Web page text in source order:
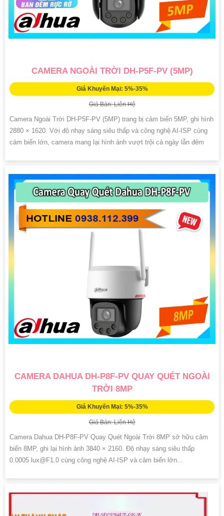
CAMERA NGOÀI TRỜI DH-P5F-PV (5MP)
Giá Khuyến Mại: 5%-35%
Giá Bán: Liên Hệ
Camera Ngoài Trời DH-P5F-PV (5MP) trang bị cảm biến 5MP, ghi hình
2880 × 1620. Với độ nhạy sáng siêu thấp và công nghệ AI-ISP cùng
cảm biến lớn, camera mang lại hình ảnh vượt trội cả ngày lẫn đêm
CAMERA DAHUA DH-P8F-PV QUAY QUÉT NGOÀI
TRỜI 8MP
Giá Khuyến Mại: 5%-35%
Giá Bán: Liên Hệ
Camera Dahua DH-P8F-PV Quay Quét Ngoài Trời 8MP sở hữu cảm
biến 8MP, ghi lại hình ảnh 3840 × 2160. Độ nhạy sáng siêu thấp
0.0005 lux@F1.0 cùng công nghệ AI-ISP và cảm biến lớn...